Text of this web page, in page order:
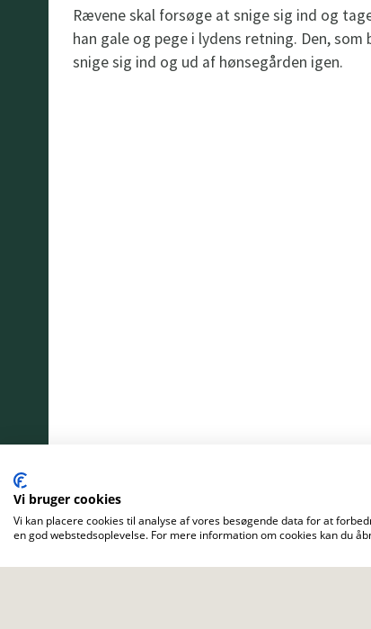
Rævene skal forsøge at snige sig ind og
han gale og pege i lydens retning. Den,
snige sig ind og ud af hønsegården igen.
Flere
Vi bruger cookies
Vi kan placere cookies til analyse af vores besøgende data for at
en god webstedsoplevelse. For mere information om cookies kan du